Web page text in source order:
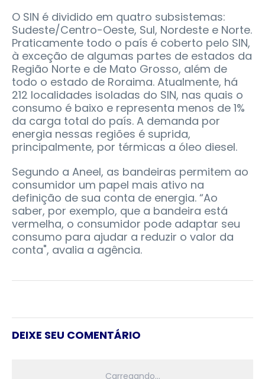
O SIN é dividido em quatro subsistemas:
Sudeste/Centro-Oeste, Sul, Nordeste e Norte.
Praticamente todo o país é coberto pelo SIN,
à exceção de algumas partes de estados da
Região Norte e de Mato Grosso, além de
todo o estado de Roraima. Atualmente, há
212 localidades isoladas do SIN, nas quais o
consumo é baixo e representa menos de 1%
da carga total do país. A demanda por
energia nessas regiões é suprida,
principalmente, por térmicas a óleo diesel.
Segundo a Aneel, as bandeiras permitem ao
consumidor um papel mais ativo na
definição de sua conta de energia. “Ao
saber, por exemplo, que a bandeira está
vermelha, o consumidor pode adaptar seu
consumo para ajudar a reduzir o valor da
conta", avalia a agência.
DEIXE SEU COMENTÁRIO